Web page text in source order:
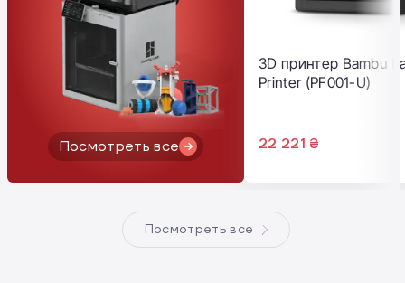
Посмотреть все
3D принтер Bambu
Printer (PF001-U)
22 221 ₴
Посмотреть все